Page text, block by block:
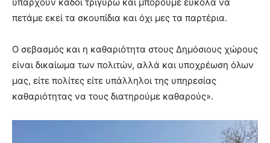
υπάρχουν κάδοι τριγύρω και μπορούμε εύκολα να
πετάμε εκεί τα σκουπίδια και όχι μες τα παρτέρια.
Ο σεβασμός και η καθαριότητα στους Δημόσιους χώρους
είναι δικαίωμα των πολιτών, αλλά και υποχρέωση όλων
μας, είτε πολίτες είτε υπάλληλοι της υπηρεσίας
καθαριότητας να τους διατηρούμε καθαρούς».